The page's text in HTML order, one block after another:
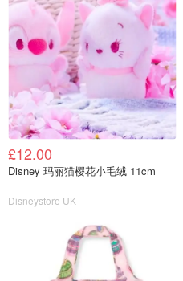
£12.00
Disney 玛丽猫樱花小毛绒 11cm
Disneystore UK